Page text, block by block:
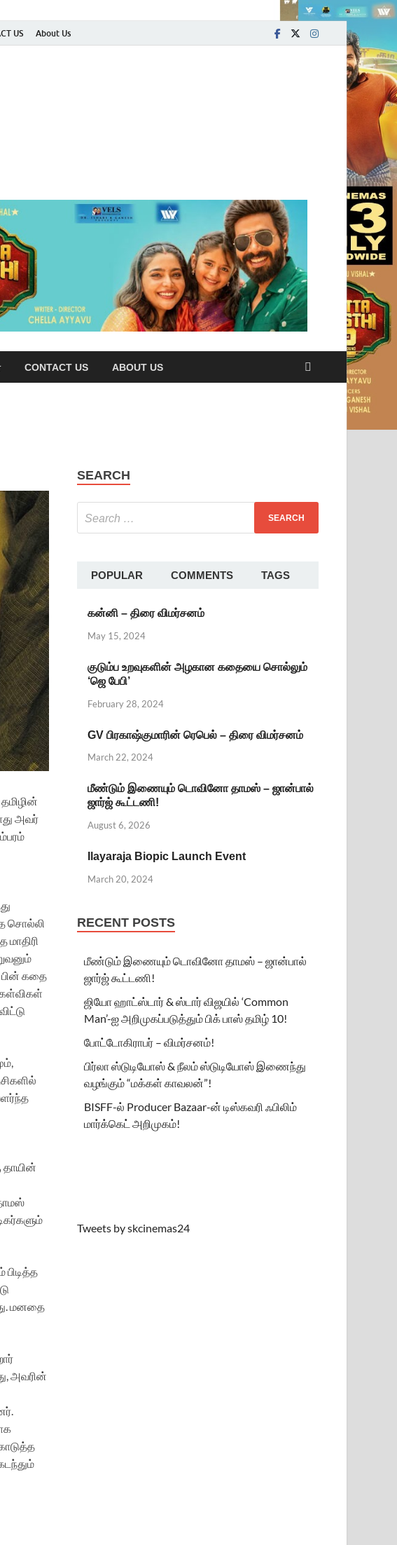
US About Us
CONTACT US ABOUT US
அவர்
சொல்லி
பின் கதை
தாயின்
மனதை
அவரின்
SEARCH
POPULAR COMMENTS TAGS
கன்னி – திரை விமர்சனம்
May 15, 2024
குடும்ப உறவுகளின் அழகான கதையை சொல்லும்
‘ஜெ பேபி’
February 28, 2024
GV பிரகாஷ்குமாரின் ரெபெல் – திரை விமர்சனம்
March 22, 2024
மீண்டும் இணையும் டொவினோ தாமஸ் – ஜான்பால்
ஜார்ஜ் கூட்டணி!
August 6, 2026
Ilayaraja Biopic Launch Event
March 20, 2024
RECENT POSTS
மீண்டும் இணையும் டொவினோ தாமஸ் – ஜான்பால்
ஜார்ஜ் கூட்டணி!
ஜியோ ஹாட்ஸ்டார் & ஸ்டார் விஜயில் ‘Common
Man’-ஐ அறிமுகப்படுத்தும் பிக் பாஸ் தமிழ் 10!
போட்டோகிராபர் – விமர்சனம்!
பிர்லா ஸ்டுடியோஸ் & நீலம் ஸ்டுடியோஸ் இணைந்து
வழங்கும் “மக்கள் காவலன்”!
BISFF-ல் Producer Bazaar-ன் டிஸ்கவரி ஃபிலிம்
மார்க்கெட் அறிமுகம்!
Tweets by skcinemas24